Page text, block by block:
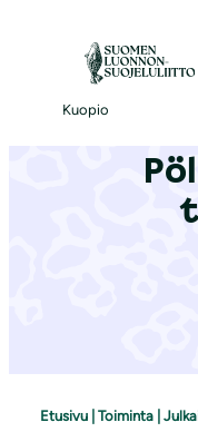
Kuopio
Etusivu Toiminta